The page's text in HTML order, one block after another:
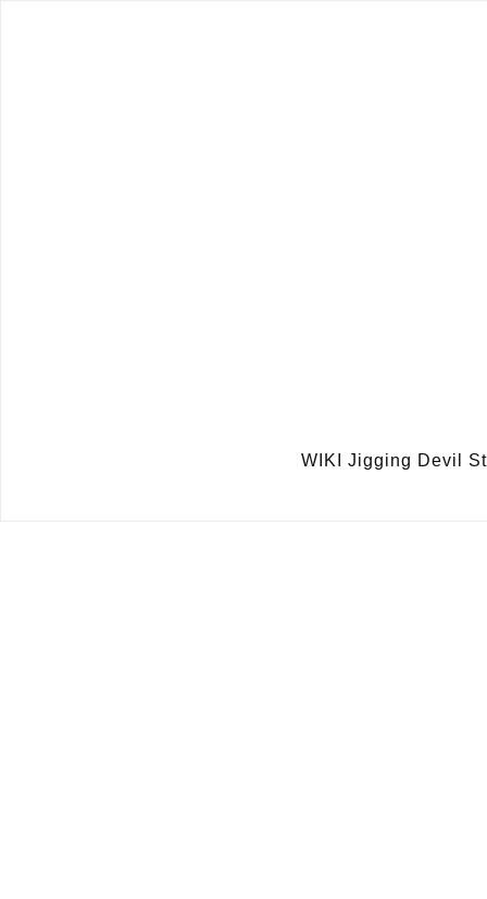
WIKI Jigging Devil